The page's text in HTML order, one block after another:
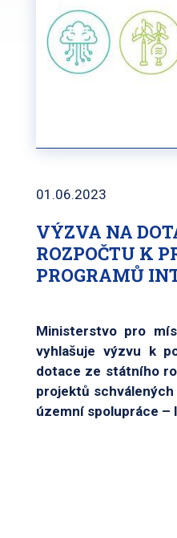
VÝZVA NA
ROZPOČTU K
PROGRAMŮ
01.06.2023
Ministerstvo pro
vyhlašuje výzvu k
dotace ze státního
projektů
územní spolupráce –